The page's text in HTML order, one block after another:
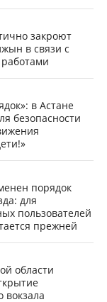
закроют
в связи с
в Астане
безопасности
порядок
для
пользователей
прежней
области
вокзала